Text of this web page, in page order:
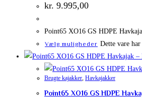
kr. 9.995,00
Point65 XO16 GS HDPE
Vælg muligheder Dette vare
Brugte kajakker, Havkajakker
Point65 XO16 GS HDPE